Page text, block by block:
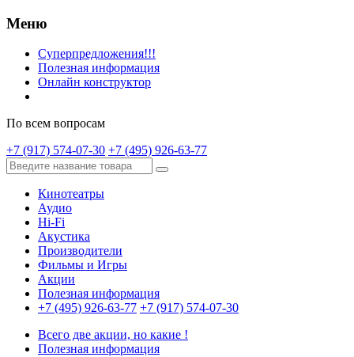
Меню
Суперпредложения!!!
Полезная информация
Онлайн конструктор
По всем вопросам
+7 (917) 574-07-30 +7 (495) 926-63-77
Кинотеатры
Аудио
Hi-Fi
Акустика
Производители
Фильмы и Игры
Акции
Полезная информация
+7 (495) 926-63-77 +7 (917) 574-07-30
Всего две акции, но какие !
Полезная информация